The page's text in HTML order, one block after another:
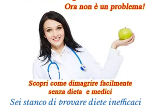
Sei stanco di provare diete inefficaci